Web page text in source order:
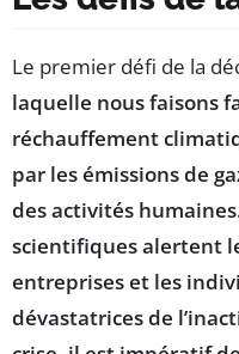
Le premier défi de la
laquelle nous faisons
réchauffement
par les émissions de
des activités
scientifiques alertent
entreprises et les
dévastatrices de